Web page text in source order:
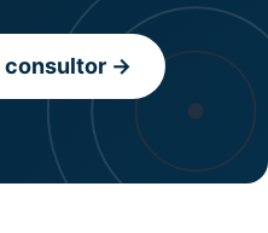
consultor →